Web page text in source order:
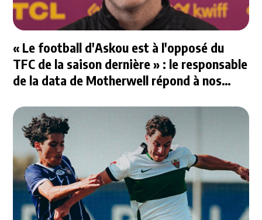
« Le football d'Askou est à l'opposé du
TFC de la saison dernière » : le responsable
de la data de Motherwell répond à nos